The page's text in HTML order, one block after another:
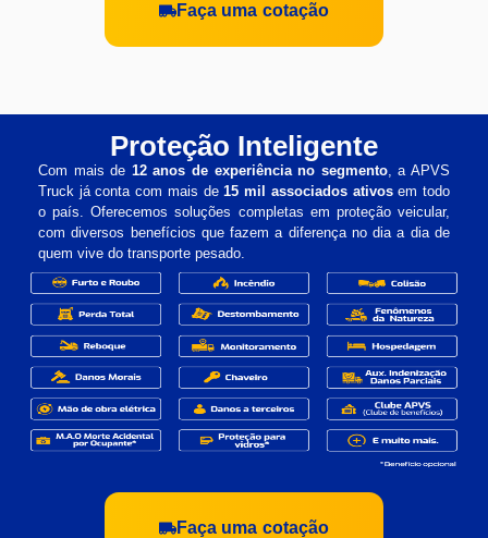
Faça uma cotação
Proteção Inteligente
Com mais de 12 anos de experiência no segmento, a APVS
Truck já conta com mais de15 mil associados ativosem todo
o país. Oferecemos soluções completas em proteção veicular,
com diversos benefícios que fazem a diferença no dia a dia de
quem vive do transporte pesado.
Faça uma cotação